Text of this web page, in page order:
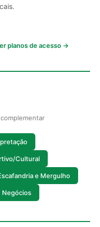
planos de acesso →
Cultural
e Mergulho
Negócios